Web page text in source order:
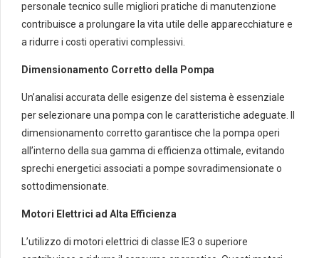
personale tecnico sulle migliori pratiche di manutenzione
contribuisce a prolungare la vita utile delle apparecchiature e
a ridurre i costi operativi complessivi.
Dimensionamento Corretto della Pompa
Un’analisi accurata delle esigenze del sistema è essenziale
per selezionare una pompa con le caratteristiche adeguate. Il
dimensionamento corretto garantisce che la pompa operi
all’interno della sua gamma di efficienza ottimale, evitando
sprechi energetici associati a pompe sovradimensionate o
sottodimensionate.
Motori Elettrici ad Alta Efficienza
L’utilizzo di motori elettrici di classe IE3 o superiore